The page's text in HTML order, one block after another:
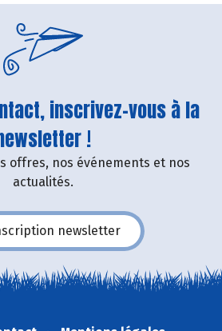
inscrivez-vous à la
!
offres, nos événements et nos
actualités.
newsletter